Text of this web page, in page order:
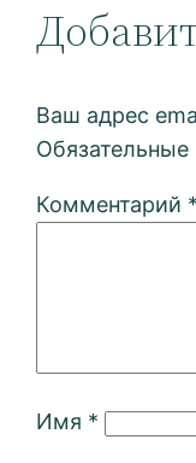
Ваш адрес
Комментарий *
Имя *